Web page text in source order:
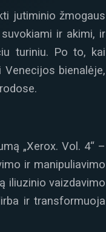
jutiminio žmogaus
ir akimi, ir
turiniu. Po to, kai
bienalėje,
„Xerox. Vol. 4“ –
ir manipuliavimo
iliuzinio vaizdavimo
ir transformuoja